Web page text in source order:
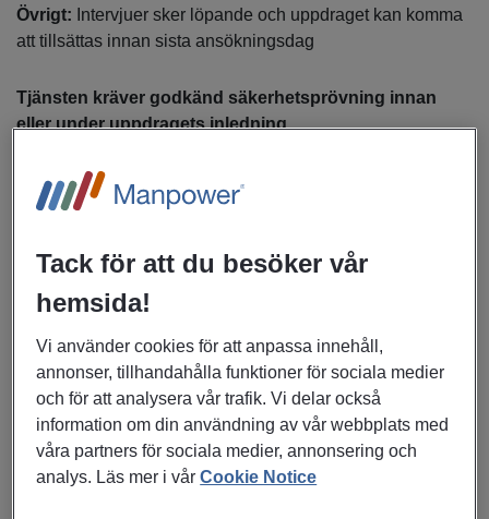
Övrigt: Intervjuer sker löpande och uppdraget kan komma
att tillsättas innan sista ansökningsdag
Tjänsten kräver godkänd säkerhetsprövning innan
ellerunderuppdragets inledning.
Om Uppdraget
Tack för att du besöker vår
hemsida!
Vi använder cookies för att anpassa innehåll,
annonser, tillhandahålla funktioner för sociala medier
och för att analysera vår trafik. Vi delar också
information om din användning av vår webbplats med
våra partners för sociala medier, annonsering och
analys. Läs mer i vårCookie Notice